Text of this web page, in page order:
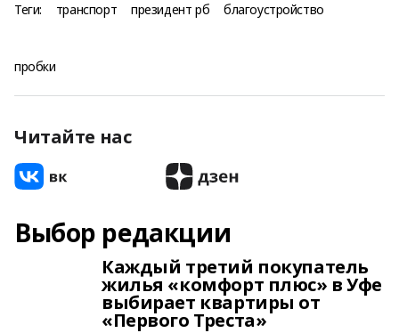
Теги: транспорт президент рб благоустройство
пробки
Читайте нас
Выбор редакции
Каждый третий покупатель
жилья «комфорт плюс» в Уфе
выбирает квартиры от
«Первого Треста»